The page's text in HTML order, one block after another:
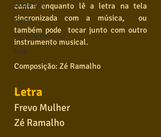
Violão Solo
Poesia
Pop Internacional
Rock
cantar enquanto lê a letra na tela
sincronizada com a música,  ou
também pode  tocar junto com outro
instrumento musical.
Composição: Zé Ramalho
Letra
Frevo Mulher
Zé Ramalho